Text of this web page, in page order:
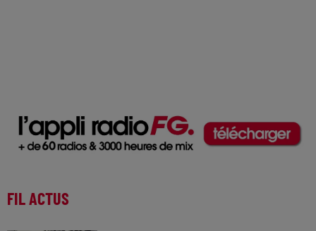
FIL ACTUS